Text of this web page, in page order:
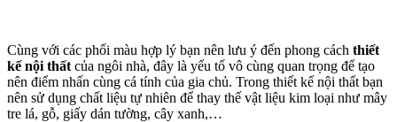
Cùng với các phối màu hợp lý bạn nên lưu ý đến phong cách thiết
kế nội thất của ngôi nhà, đây là yếu tố vô cùng quan trọng để tạo
nên điểm nhấn cùng cá tính của gia chủ. Trong thiết kế nội thất bạn
nên sử dụng chất liệu tự nhiên để thay thế vật liệu kim loại như mây
tre lá, gỗ, giấy dán tường, cây xanh,…